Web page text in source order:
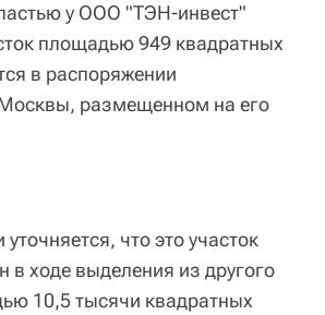
у ООО "ТЭН-инвест"
площадью 949 квадратных
в распоряжении
размещенном на его
что это участок
в ходе выделения из другого
10,5 тысячи квадратных